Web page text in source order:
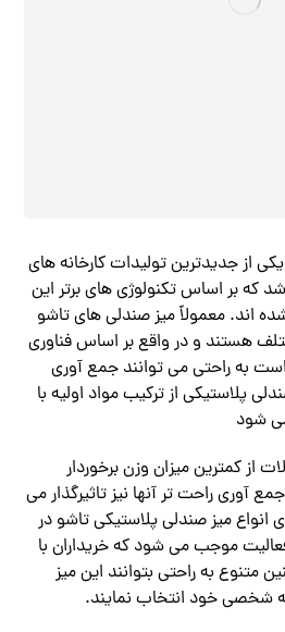
از جدیدترین تولیدات کارخانه های
که بر اساس تکنولوژی های برتر این
اند. معمولاً میز صندلی های تاشو
هستند و در واقع بر اساس فناوری
به راحتی می‌ توانند جمع‌ آوری
پلاستیکی از ترکیب مواد اولیه با
شود
از کمترین میزان وزن برخوردار
آوری راحت‌ تر آنها نیز تاثیرگذار می‌
میز صندلی پلاستیکی تاشو در
موجب می‌ شود که خریداران با
به راحتی بتوانند این میز
شخصی خود انتخاب نمایند.